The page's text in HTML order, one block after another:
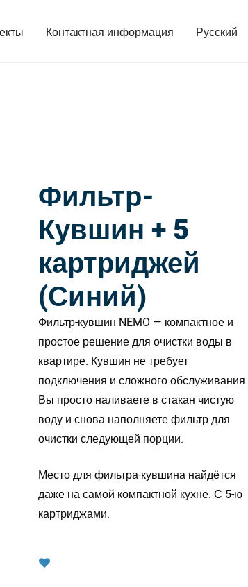
Контактная информация Русский
Фильтр-
Кувшин + 5
картриджей
(Синий)
Фильтр-кувшин NEMO — компактное и
простое решение для очистки воды в
квартире. Кувшин не требует
подключения и сложного обслуживания.
Вы просто наливаете в стакан чистую
воду и снова наполняете фильтр для
очистки следующей порции.
Место для фильтра-кувшина найдётся
даже на самой компактной кухне. С 5-ю
картриджами.